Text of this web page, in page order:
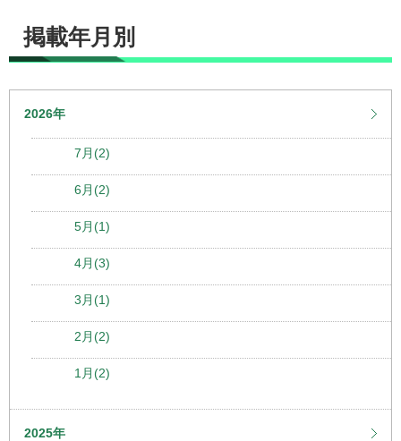
掲載年月別
2026年
7月(2)
6月(2)
5月(1)
4月(3)
3月(1)
2月(2)
1月(2)
2025年